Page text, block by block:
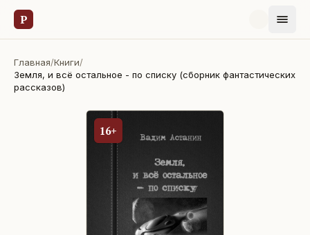
Р
Главная/Книги/
Земля, и всё остальное - по списку (сборник фантастических
рассказов)
16+